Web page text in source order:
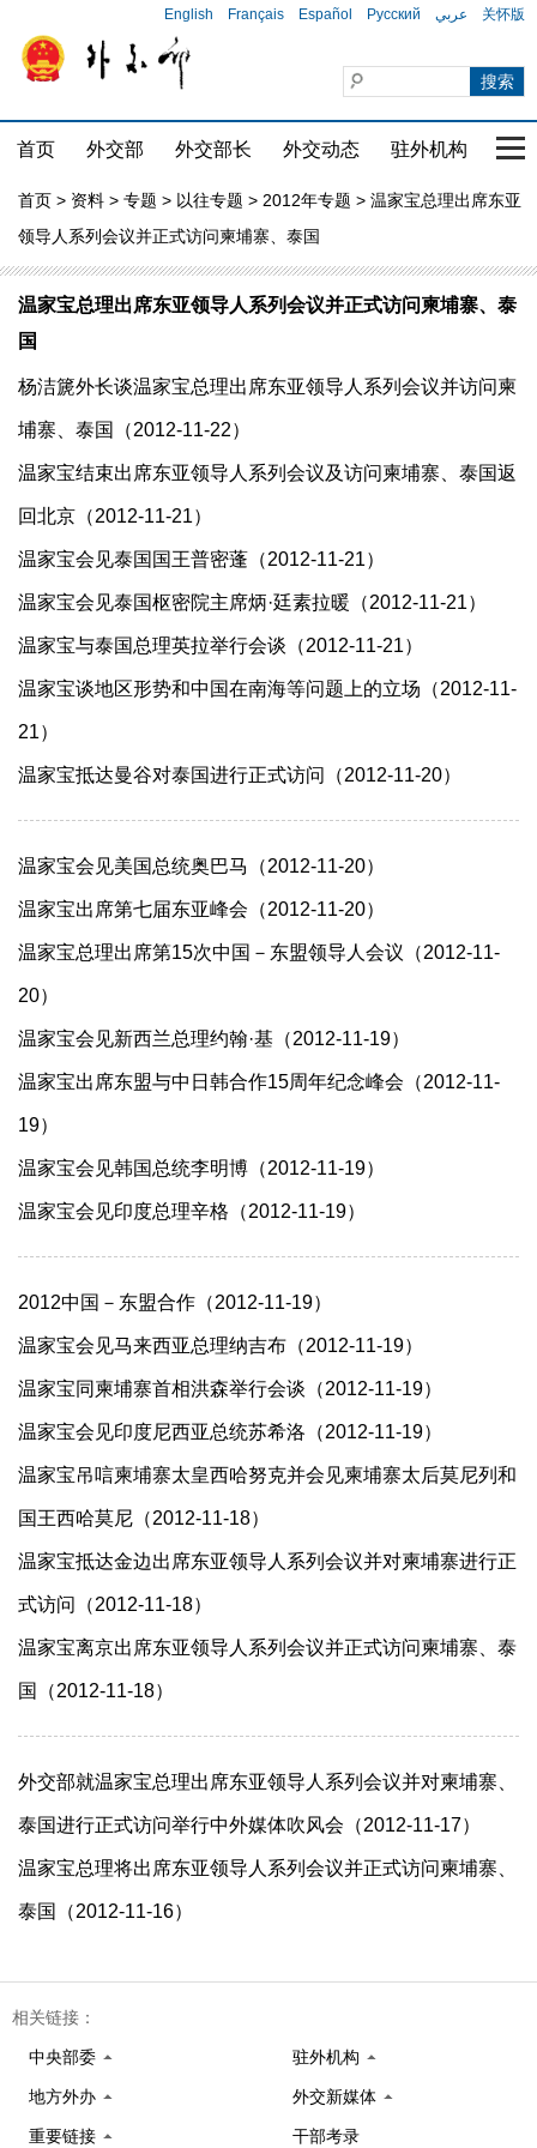
English Français Español Русский عربي 关怀版
首页 外交部 外交部长 外交动态 驻外机构 国
首页 > 资料 > 专题 > 以往专题 > 2012年专题 > 温家宝总理出席东亚
领导人系列会议并正式访问柬埔寨、泰国
温家宝总理出席东亚领导人系列会议并正式访问柬埔寨、泰
国
杨洁篪外长谈温家宝总理出席东亚领导人系列会议并访问柬
埔寨、泰国（2012-11-22）
温家宝结束出席东亚领导人系列会议及访问柬埔寨、泰国返
回北京（2012-11-21）
温家宝会见泰国国王普密蓬（2012-11-21）
温家宝会见泰国枢密院主席炳·廷素拉暖（2012-11-21）
温家宝与泰国总理英拉举行会谈（2012-11-21）
温家宝谈地区形势和中国在南海等问题上的立场（2012-11-
21）
温家宝抵达曼谷对泰国进行正式访问（2012-11-20）
温家宝会见美国总统奥巴马（2012-11-20）
温家宝出席第七届东亚峰会（2012-11-20）
温家宝总理出席第15次中国－东盟领导人会议（2012-11-
20）
温家宝会见新西兰总理约翰·基（2012-11-19）
温家宝出席东盟与中日韩合作15周年纪念峰会（2012-11-
19）
温家宝会见韩国总统李明博（2012-11-19）
温家宝会见印度总理辛格（2012-11-19）
2012中国－东盟合作（2012-11-19）
温家宝会见马来西亚总理纳吉布（2012-11-19）
温家宝同柬埔寨首相洪森举行会谈（2012-11-19）
温家宝会见印度尼西亚总统苏希洛（2012-11-19）
温家宝吊唁柬埔寨太皇西哈努克并会见柬埔寨太后莫尼列和
国王西哈莫尼（2012-11-18）
温家宝抵达金边出席东亚领导人系列会议并对柬埔寨进行正
式访问（2012-11-18）
温家宝离京出席东亚领导人系列会议并正式访问柬埔寨、泰
国（2012-11-18）
外交部就温家宝总理出席东亚领导人系列会议并对柬埔寨、
泰国进行正式访问举行中外媒体吹风会（2012-11-17）
温家宝总理将出席东亚领导人系列会议并正式访问柬埔寨、
泰国（2012-11-16）
相关链接：
中央部委 驻外机构
地方外办 外交新媒体
重要链接 干部考录